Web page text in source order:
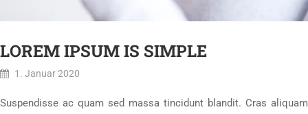
LOREM IPSUM IS SIMPLE
1. Januar 2020
Suspendisse ac quam sed massa tincidunt blandit. Cras aliquam